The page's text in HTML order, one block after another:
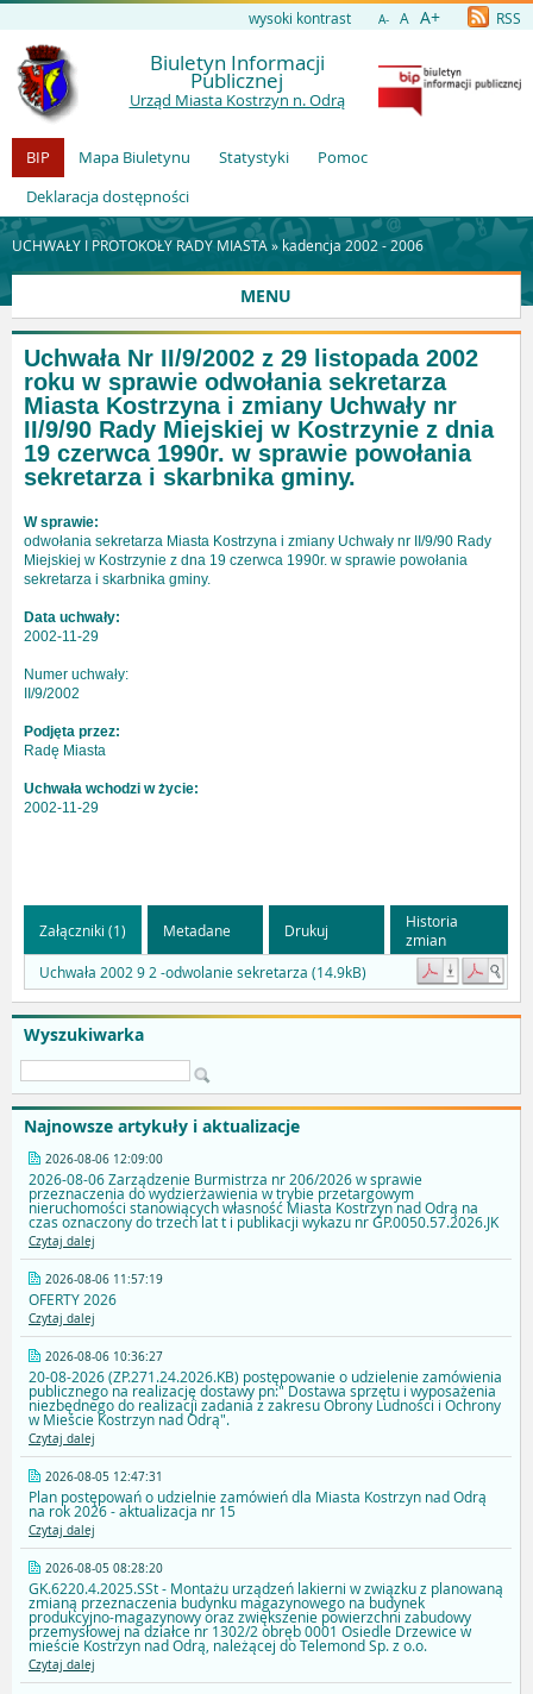
wysoki kontrast A- A A+ RSS
Biuletyn Informacji
Publicznej
Urząd Miasta Kostrzyn n. Odrą
BIP Mapa Biuletynu Statystyki
Pomoc
Deklaracja dostępności
UCHWAŁY I PROTOKOŁY RADY MIASTA »kadencja 2002 - 2006
MENU
Wyszukiwarka
Najnowsze artykuły i aktualizacje
2026-08-06 12:09:00
2026-08-06 Zarządzenie Burmistrza nr 206/2026 w sprawie
przeznaczenia do wydzierżawienia w trybie przetargowym
nieruchomości stanowiących własność Miasta Kostrzyn nad Odrą na
czas oznaczony do trzech lat t i publikacji wykazu nr GP.0050.57.2026.JK
Czytaj dalej
2026-08-06 11:57:19
OFERTY 2026
Czytaj dalej
2026-08-06 10:36:27
20-08-2026 (ZP.271.24.2026.KB) postępowanie o udzielenie zamówienia
publicznego na realizację dostawy pn:" Dostawa sprzętu i wyposażenia
niezbędnego do realizacji zadania z zakresu Obrony Ludności i Ochrony
w Mieście Kostrzyn nad Odrą".
Czytaj dalej
2026-08-05 12:47:31
Plan postępowań o udzielnie zamówień dla Miasta Kostrzyn nad Odrą
na rok 2026 - aktualizacja nr 15
Czytaj dalej
2026-08-05 08:28:20
GK.6220.4.2025.SSt - Montażu urządzeń lakierni w związku z planowaną
zmianą przeznaczenia budynku magazynowego na budynek
produkcyjno-magazynowy oraz zwiększenie powierzchni zabudowy
przemysłowej na działce nr 1302/2 obręb 0001 Osiedle Drzewice w
mieście Kostrzyn nad Odrą, należącej do Telemond Sp. z o.o.
Czytaj dalej
Uchwała Nr II/9/2002 z 29 listopada 2002
roku w sprawie odwołania sekretarza
Miasta Kostrzyna i zmiany Uchwały nr
II/9/90 Rady Miejskiej w Kostrzynie z dnia
19 czerwca 1990r. w sprawie powołania
sekretarza i skarbnika gminy.
W sprawie:
odwołania sekretarza Miasta Kostrzyna i zmiany Uchwały nr II/9/90 Rady
Miejskiej w Kostrzynie z dna 19 czerwca 1990r. w sprawie powołania
sekretarza i skarbnika gminy.
Data uchwały:
2002-11-29
Numer uchwały:
II/9/2002
Podjęta przez:
Radę Miasta
Uchwała wchodzi w życie:
2002-11-29
Załączniki (1) Metadane Drukuj
Historia
zmian
Uchwała 2002 9 2 -odwolanie sekretarza (14.9kB)